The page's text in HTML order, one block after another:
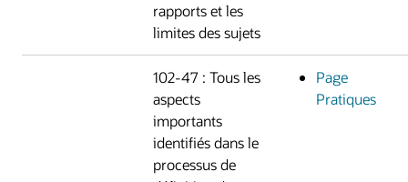
rapports et les
limites des sujets
102-47 : Tous les
aspects
importants
identifiés dans le
processus de
Page
Pratiques